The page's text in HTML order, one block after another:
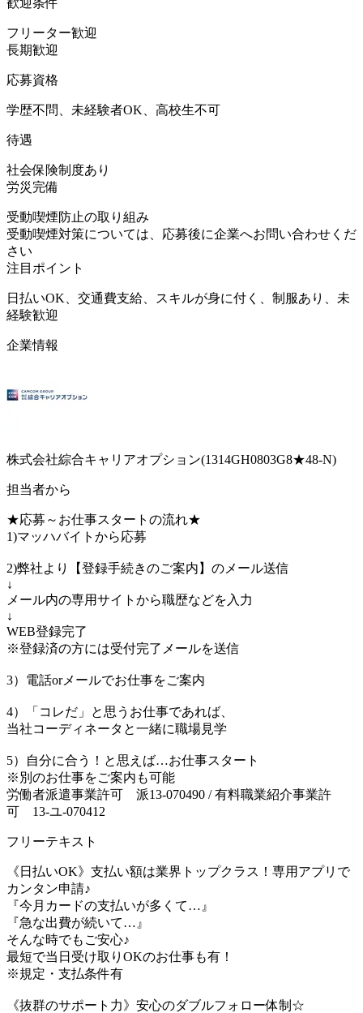
フリーター歓迎
長期歓迎
応募資格
学歴不問、未経験者OK、高校生不可
待遇
社会保険制度あり
労災完備
受動喫煙防止の取り組み
受動喫煙対策については、応募後に企業へお問い合わせくだ
さい
注目ポイント
日払いOK、交通費支給、スキルが身に付く、制服あり、未
経験歓迎
企業情報
株式会社綜合キャリアオプション(1314GH0803G8★48-N)
担当者から
★応募～お仕事スタートの流れ★
1)マッハバイトから応募
2)弊社より【登録手続きのご案内】のメール送信
↓
メール内の専用サイトから職歴などを入力
↓
WEB登録完了
※登録済の方には受付完了メールを送信
3）電話orメールでお仕事をご案内
4）「コレだ」と思うお仕事であれば、
当社コーディネータと一緒に職場見学
5）自分に合う！と思えば…お仕事スタート
※別のお仕事をご案内も可能
労働者派遣事業許可 派13-070490 / 有料職業紹介事業許
可 13-ユ-070412
フリーテキスト
《日払いOK》支払い額は業界トップクラス！専用アプリで
カンタン申請♪
『今月カードの支払いが多くて…』
『急な出費が続いて…』
そんな時でもご安心♪
最短で当日受け取りOKのお仕事も有！
※規定・支払条件有
《抜群のサポート力》安心のダブルフォロー体制☆